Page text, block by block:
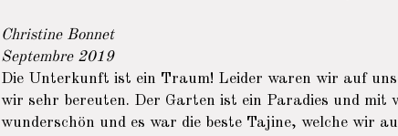
Christine Bonnet
Septembre 2019
Die Unterkunft ist ein Traum! Leider waren wir auf
wir sehr bereuten. Der Garten ist ein Paradies und mit
wunderschön und es war die beste Tajine, welche wir